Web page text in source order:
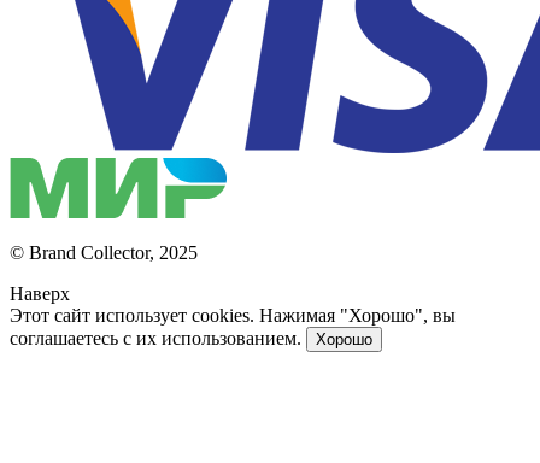
© Brand Collector, 2025
Наверх
Этот сайт использует cookies. Нажимая "Хорошо", вы
соглашаетесь с их использованием.
Хорошо